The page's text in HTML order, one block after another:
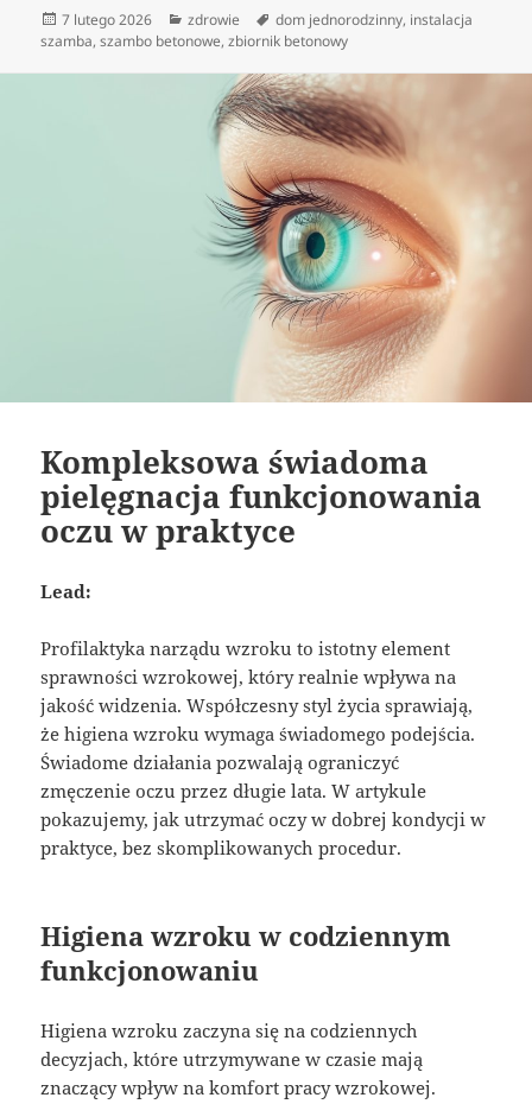
Data
publikacji
7 lutego 2026 Kategorie
zdrowie Tagi
dom jednorodzinny, instalacja
szamba,szambo betonowe,zbiornik betonowy
Kompleksowa świadoma
pielęgnacja funkcjonowania
oczu w praktyce
Lead:
Profilaktyka narządu wzroku to istotny element
sprawności wzrokowej, który realnie wpływa na
jakość widzenia. Współczesny styl życia sprawiają,
że higiena wzroku wymaga świadomego podejścia.
Świadome działania pozwalają ograniczyć
zmęczenie oczu przez długie lata. W artykule
pokazujemy, jak utrzymać oczy w dobrej kondycji w
praktyce, bez skomplikowanych procedur.
Higiena wzroku w codziennym
funkcjonowaniu
Higiena wzroku zaczyna się na codziennych
decyzjach, które utrzymywane w czasie mają
znaczący wpływ na komfort pracy wzrokowej.